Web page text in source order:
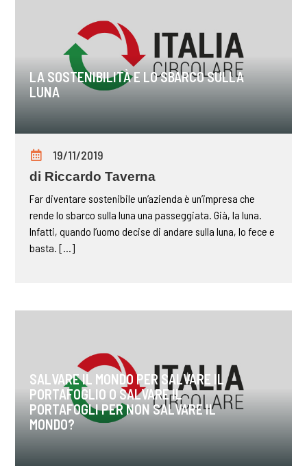
LA SOSTENIBILITÀ E LO SBARCO SULLA
LUNA
19/11/2019
di Riccardo Taverna
Far diventare sostenibile un’azienda è un’impresa che
rende lo sbarco sulla luna una passeggiata. Già, la luna.
Infatti, quando l’uomo decise di andare sulla luna, lo fece e
basta. [...]
SALVARE IL MONDO PER SALVARE IL
PORTAFOGLIO O SALVARE IL
PORTAFOGLI PER NON SALVARE IL
MONDO?